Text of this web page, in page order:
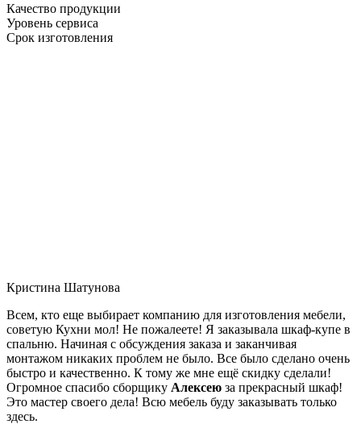
Качество продукции
Уровень сервиса
Срок изготовления
Кристина Шатунова
Всем, кто еще выбирает компанию для изготовления мебели,
советую Кухни мол! Не пожалеете! Я заказывала шкаф-купе в
спальню. Начиная с обсуждения заказа и заканчивая
монтажом никаких проблем не было. Все было сделано очень
быстро и качественно. К тому же мне ещё скидку сделали!
Огромное спасибо сборщику Алексею за прекрасный шкаф!
Это мастер своего дела! Всю мебель буду заказывать только
здесь.